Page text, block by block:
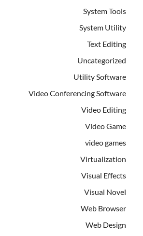
System Tools
System Utility
Text Editing
Uncategorized
Utility Software
Video Conferencing Software
Video Editing
Video Game
video games
Virtualization
Visual Effects
Visual Novel
Web Browser
Web Design